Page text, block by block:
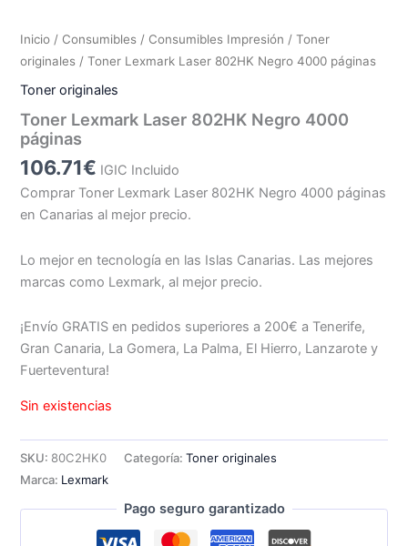
Inicio / Consumibles / Consumibles Impresión /Toner
originales / Toner Lexmark Laser 802HK Negro 4000 páginas
Toner originales
Toner Lexmark Laser 802HK Negro 4000
páginas
106.71€ IGIC Incluido
Comprar Toner Lexmark Laser 802HK Negro 4000 páginas
en Canarias al mejor precio.
Lo mejor en tecnología en las Islas Canarias. Las mejores
marcas como Lexmark, al mejor precio.
¡Envío GRATIS en pedidos superiores a 200€ a Tenerife,
Gran Canaria, La Gomera, La Palma, El Hierro, Lanzarote y
Fuerteventura!
Sin existencias
SKU: 80C2HK0 Categoría:Toner originales
Marca: Lexmark
Pago seguro garantizado